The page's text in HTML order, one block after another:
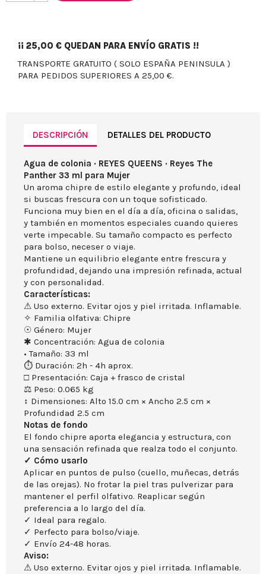
¡¡ 25,00 € QUEDAN PARA ENVÍO GRATIS !!
TRANSPORTE GRATUITO ( SOLO ESPAÑA PENINSULA )
PARA PEDIDOS SUPERIORES A 25,00 €.
DESCRIPCIÓN DETALLES DEL PRODUCTO
Agua de colonia · REYES QUEENS · Reyes The
Panther 33 ml para Mujer
Un aroma chipre de estilo elegante y profundo, ideal
si buscas frescura con un toque sofisticado.
Funciona muy bien en el día a día, oficina o salidas,
y también en momentos especiales cuando quieres
verte impecable. Su tamaño compacto es perfecto
para bolso, neceser o viaje.
Mantiene un equilibrio elegante entre frescura y
profundidad, dejando una impresión refinada, actual
y con personalidad.
Características:
⚠ Uso externo. Evitar ojos y piel irritada. Inflamable.
✧ Familia olfativa: Chipre
☉ Género: Mujer
✱ Concentración: Agua de colonia
• Tamaño: 33 ml
⏱ Duración: 2h - 4h aprox.
□ Presentación: Caja + frasco de cristal
⚖ Peso: 0.065 kg
↕ Dimensiones: Alto 15.0 cm × Ancho 2.5 cm ×
Profundidad 2.5 cm
Notas de fondo
El fondo chipre aporta elegancia y estructura, con
una sensación refinada que realza todo el conjunto.
✓ Cómo usarlo
Aplicar en puntos de pulso (cuello, muñecas, detrás
de las orejas). No frotar la piel tras pulverizar para
mantener el perfil olfativo. Reaplicar según
preferencia a lo largo del día.
✓ Ideal para regalo.
✓ Perfecto para bolso/viaje.
✓ Envío 24-48 horas.
Aviso:
⚠ Uso externo. Evitar ojos y piel irritada. Inflamable.